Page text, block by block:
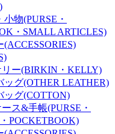
物(PURSE・
・SMALL ARTICLES)
ー(BIRKIN・KELLY)
ッグ(OTHER LEATHER)
ッグ(COTTON)
ス&手帳(PURSE・
POCKETBOOK)